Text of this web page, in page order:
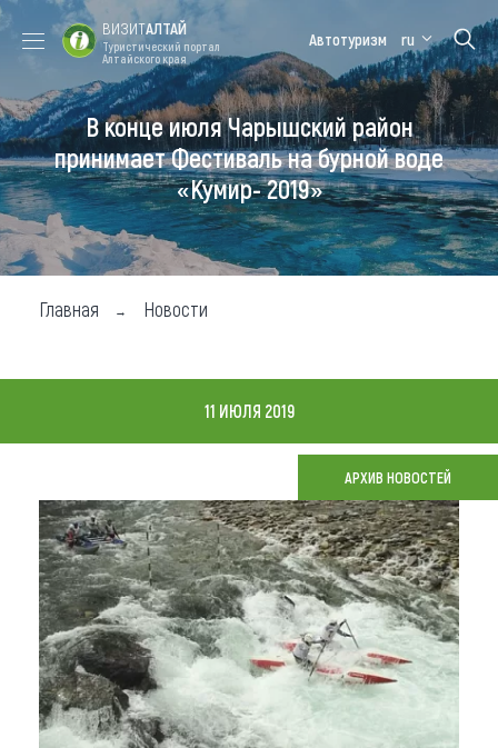
Форум VISIT
ALTAI
Цветение
маральника
Медицинский
форум
Алтайская
зимовка
Туры
Где побывать
Чем заняться
Карта
Что привезти (сувениры)
О регионе
Коллекция впечатлений
Другие рубрики
ВИЗИТАЛТАЙ
Туристический портал
Алтайского края
Автотуризм ru
В конце июля Чарышский район
принимает Фестиваль на бурной воде
«Кумир- 2019»
Главная Новости
11 ИЮЛЯ 2019
АРХИВ НОВОСТЕЙ